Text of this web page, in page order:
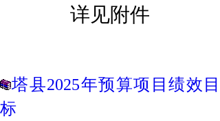
详见附件
塔县2025年预算项目绩效目
标